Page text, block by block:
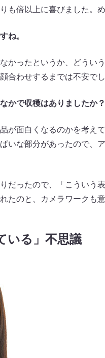
も倍以上に喜びました。
ね。
ったというか、どうい
合わせするまでは不安でし
かで収穫はありましたか？
面白くなるのかを考え
いな部分があったので、
ったので、「こういう
たのと、カメラワークも
いる」不思議